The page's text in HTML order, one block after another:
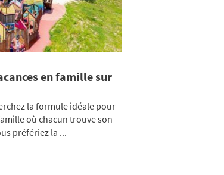
en famille sur
la formule idéale pour
où chacun trouve son
préfériez la ...